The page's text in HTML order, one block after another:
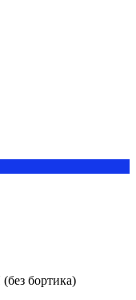
бортика)